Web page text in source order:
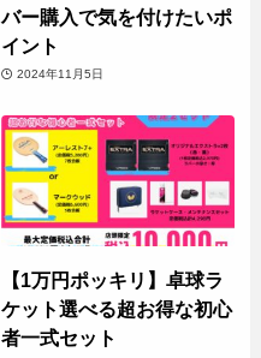
バー購入で気を付けたいポ
イント
2024年11月5日
【1万円ポッキリ】卓球ラ
ケット選べる超お得な初心
者一式セット